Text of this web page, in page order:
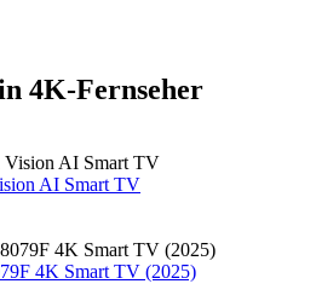
4K-Fernseher
AI Smart TV
4K Smart TV (2025)